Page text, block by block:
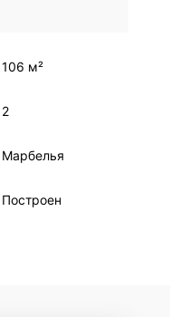
106 м²
2
Марбелья
Построен